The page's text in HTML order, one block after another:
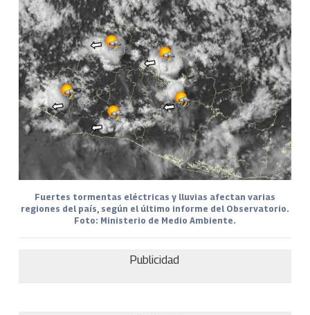
Fuertes tormentas eléctricas y lluvias afectan varias
regiones del país, según el último informe del Observatorio.
Foto: Ministerio de Medio Ambiente.
Publicidad